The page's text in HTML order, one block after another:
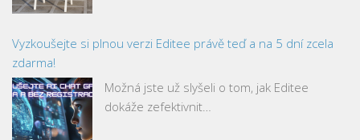
Vyzkoušejte si plnou verzi Editee právě teď a na 5 dní zcela
zdarma!
Možná jste už slyšeli o tom, jak Editee
dokáže zefektivnit…